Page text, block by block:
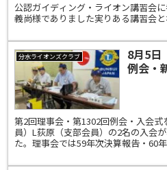
公認ガイディング・ライオン講習会
義尚様でありました実りある講習会
分水ライオンズクラブ
8月5
例会・
第2回理事会・第1302回例会・入会
員）L荻原（支部会員）の2名の入会
た。理事会では59年次決算報告・60